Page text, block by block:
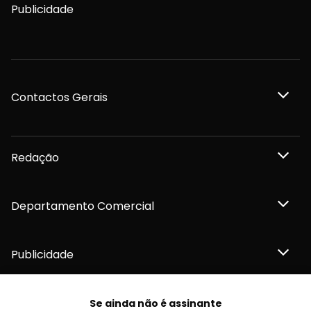
Se ainda não é assinante
Publicidade
Contactos Gerais
Redação
Departamento Comercial
Publicidade